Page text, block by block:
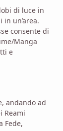
di luce in
un’area.
consente di
Manga
e
andando ad
Reami
Fede,